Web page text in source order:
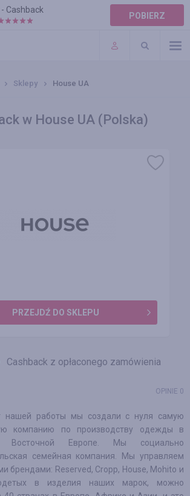
Cashback
POBIERZ
Sklepy House UA
w House UA (Polska)
PRZEJDŹ DO SKLEPU
Cashback z opłaconego zamówienia
OPINIE 0
нашей работы мы создали с нуля самую
компанию по производству одежды в
Восточной Европе. Мы социально
семейная компания. Мы управляем
брендами: Reserved, Cropp, House, Mohito и
в изделия наших марок, можно